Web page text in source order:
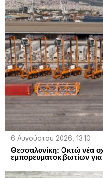
6 Αυγούστου 2026, 13:10
Θεσσαλονίκη: Οκτώ νέα
εμπορευματοκιβωτίων